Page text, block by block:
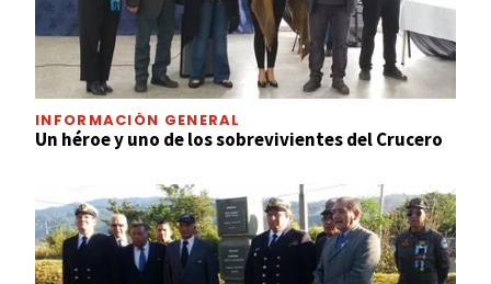
INFORMACIÓN GENERAL
Un héroe y uno de los sobrevivientes del Crucero